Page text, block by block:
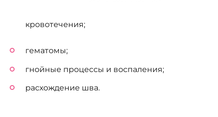
кровотечения;
гематомы;
гнойные процессы и воспаления;
расхождение шва.